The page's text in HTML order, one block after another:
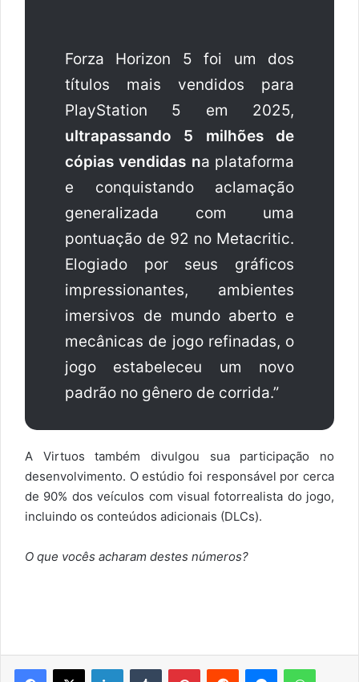
Forza Horizon 5 foi um dos
títulos mais vendidos para
PlayStation 5 em 2025,
ultrapassando 5 milhões de
cópias vendidas na plataforma
e conquistando aclamação
generalizada com uma
pontuação de 92 no Metacritic.
Elogiado por seus gráficos
impressionantes, ambientes
imersivos de mundo aberto e
mecânicas de jogo refinadas, o
jogo estabeleceu um novo
padrão no gênero de corrida.”
A Virtuos também divulgou sua participação no
desenvolvimento. O estúdio foi responsável por cerca
de 90% dos veículos com visual fotorrealista do jogo,
incluindo os conteúdos adicionais (DLCs).
O que vocês acharam destes números?
Facebook
X LinkedinTumblr PinterestReddit Messenger